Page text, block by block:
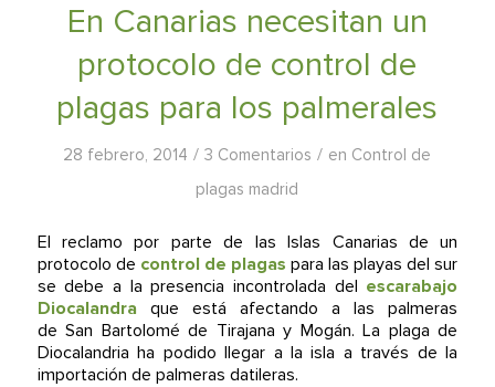
En Canarias necesitan un
protocolo de control de
plagas para los palmerales
28 febrero, 2014 / 3 Comentarios / en Control de
plagas madrid
El reclamo por parte de las Islas Canarias de un
protocolo de control de plagas para las playas del sur
se debe a la presencia incontrolada del escarabajo
Diocalandra que está afectando a las palmeras
de San Bartolomé de Tirajana y Mogán. La plaga de
Diocalandria ha podido llegar a la isla a través de la
importación de palmeras datileras.